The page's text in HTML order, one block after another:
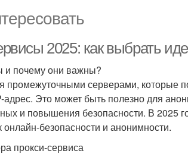
2025: как выбрать
и почему они важны?
промежуточными серверами, которые
адрес. Это может быть полезно для
и повышения безопасности. В 2025
безопасности и анонимности.
прокси-сервиса